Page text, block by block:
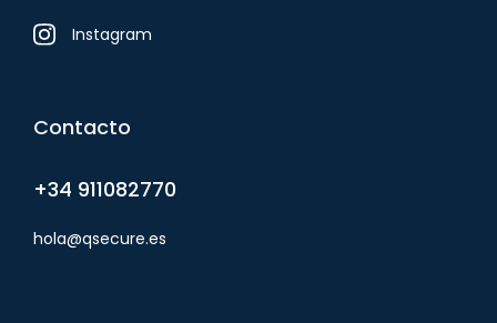
Instagram
Contacto
+34 911082770
hola@qsecure.es